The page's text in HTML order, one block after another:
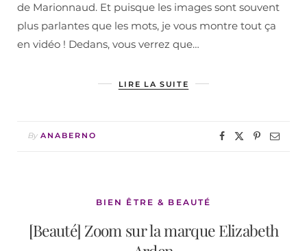
de Marionnaud. Et puisque les images sont souvent
plus parlantes que les mots, je vous montre tout ça
en vidéo ! Dedans, vous verrez que…
LIRE LA SUITE
By ANABERNO
BIEN ÊTRE & BEAUTÉ
[Beauté] Zoom sur la marque Elizabeth